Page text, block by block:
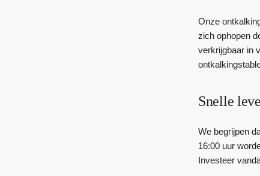
Onze
zich ophopen
verkrijgbaar in
Snelle
We begrijpen
16:00 uur
Investeer